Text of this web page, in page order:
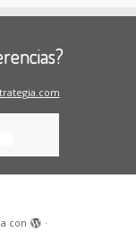
con ·